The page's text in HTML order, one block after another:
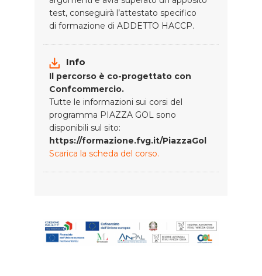
test, conseguirà l’attestato specifico
di formazione di ADDETTO HACCP.
Info
Il percorso è co-progettato con
Confcommercio.
Tutte le informazioni sui corsi del
programma PIAZZA GOL sono
disponibili sul sito:
https://formazione.fvg.it/PiazzaGol
Scarica la scheda del corso.